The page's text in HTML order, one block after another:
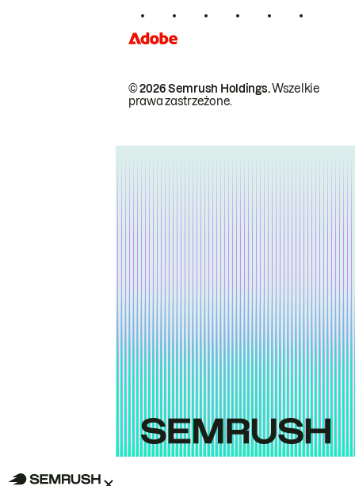
© 2026 Semrush Holdings.Wszelkie
prawa zastrzeżone.